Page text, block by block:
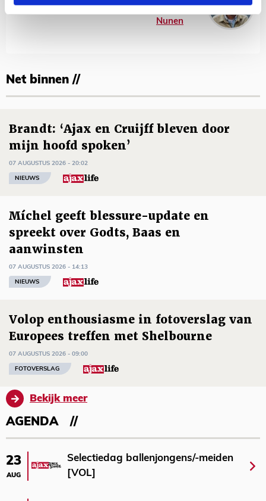
Bekijk alle berichten van Kevin Van
Nunen
Net binnen //
Brandt: ‘Ajax en Cruijff bleven door
mijn hoofd spoken’
07 AUGUSTUS 2026 - 20:02
NIEUWS
Míchel geeft blessure-update en
spreekt over Godts, Baas en
aanwinsten
07 AUGUSTUS 2026 - 14:13
NIEUWS
Volop enthousiasme in fotoverslag van
Europees treffen met Shelbourne
07 AUGUSTUS 2026 - 09:00
FOTOVERSLAG
Bekijk meer
AGENDA
23
AUG
Selectiedag ballenjongens/-meiden
[VOL]